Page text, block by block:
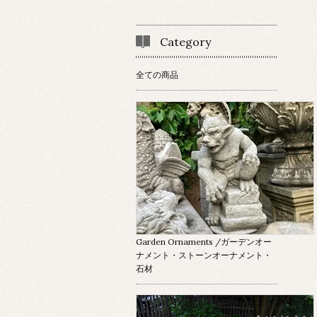
Category
全ての商品
Garden Ornaments /ガーデンオー
ナメント・ストーンオーナメント・
石材